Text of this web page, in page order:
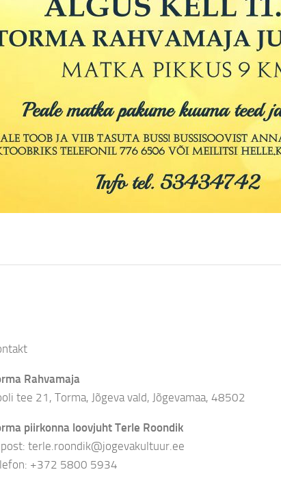
Rahvamaja
tee 21, Torma, Jõgeva vald, Jõgevamaa, 48502
piirkonna loovjuht Terle Roondik
terle.roondik@jogevakultuur.ee
+372 5800 5934